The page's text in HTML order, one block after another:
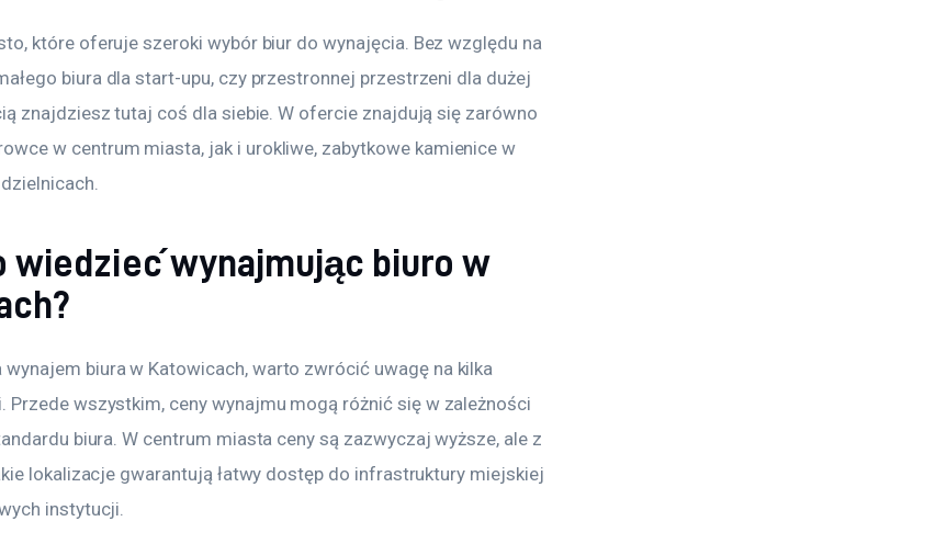
które oferuje szeroki wybór biur do wynajęcia. Bez względu na
biura dla start-upu, czy przestronnej przestrzeni dla dużej
znajdziesz tutaj coś dla siebie. W ofercie znajdują się zarówno
w centrum miasta, jak i urokliwe, zabytkowe kamienice w
wiedzieć wynajmując biuro w
wynajem biura w Katowicach, warto zwrócić uwagę na kilka
Przede wszystkim, ceny wynajmu mogą różnić się w zależności
biura. W centrum miasta ceny są zazwyczaj wyższe, ale z
lokalizacje gwarantują łatwy dostęp do infrastruktury miejskiej
instytucji.